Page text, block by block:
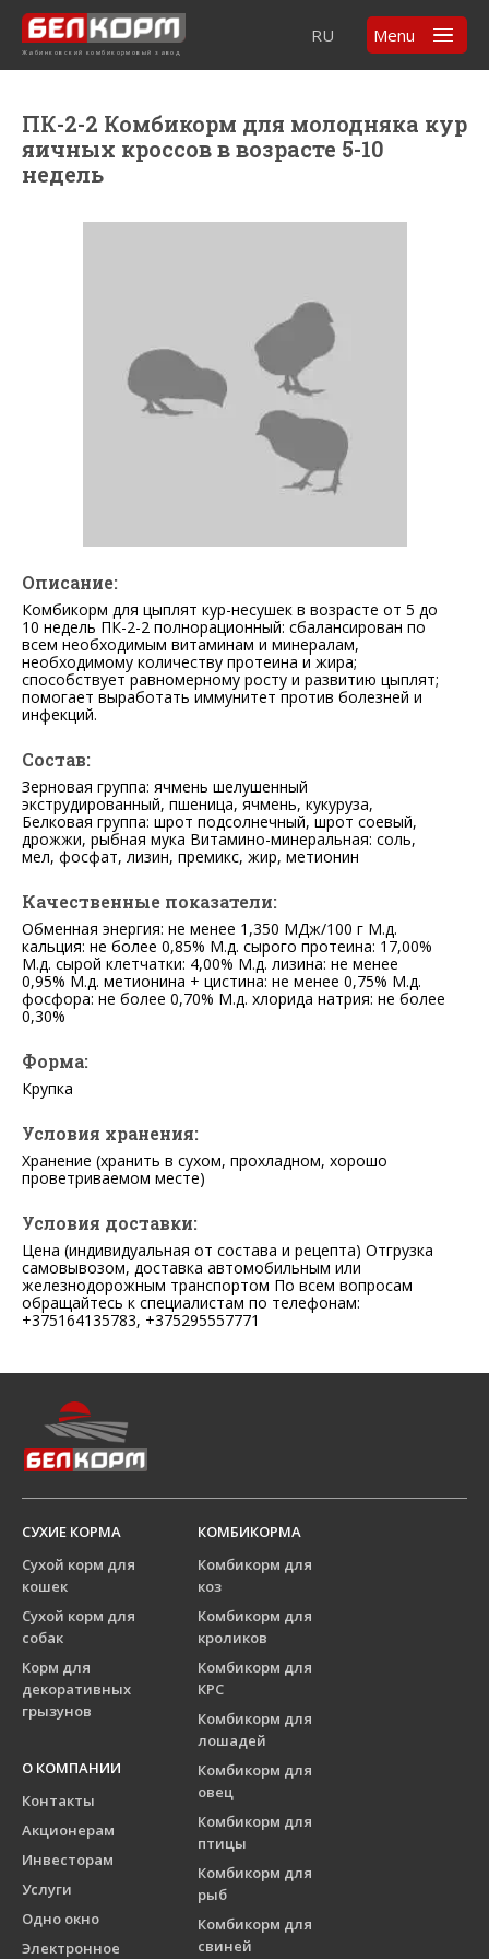
Жабинковский комбикормовый завод
RU Menu
ПК-2-2 Комбикорм для молодняка кур
яичных кроссов в возрасте 5-10
недель
Описание:
Комбикорм для цыплят кур-несушек в возрасте от 5 до
10 недель ПК-2-2 полнорационный: cбалансирован по
всем необходимым витаминам и минералам,
необходимому количеству протеина и жира;
cпособствует равномерному росту и развитию цыплят;
помогает выработать иммунитет против болезней и
инфекций.
Состав:
Зерновая группа: ячмень шелушенный
экструдированный, пшеница, ячмень, кукуруза,
Белковая группа: шрот подсолнечный, шрот соевый,
дрожжи, рыбная мука Витамино-минеральная: соль,
мел, фосфат, лизин, премикс, жир, метионин
Качественные показатели:
Обменная энергия: не менее 1,350 МДж/100 г М.д.
кальция: не более 0,85% М.д. сырого протеина: 17,00%
М.д. сырой клетчатки: 4,00% М.д. лизина: не менее
0,95% М.д. метионина + цистина: не менее 0,75% М.д.
фосфора: не более 0,70% М.д. хлорида натрия: не более
0,30%
Форма:
Крупка
Условия хранения:
Хранение (хранить в сухом, прохладном, хорошо
проветриваемом месте)
Условия доставки:
Цена (индивидуальная от состава и рецепта) Отгрузка
самовывозом, доставка автомобильным или
железнодорожным транспортом По всем вопросам
обращайтесь к специалистам по телефонам:
+375164135783, +375295557771
СУХИЕ КОРМА
Сухой корм для
кошек
Сухой корм для
собак
Корм для
декоративных
грызунов
КОМБИКОРМА
Комбикорм для
коз
Комбикорм для
кроликов
Комбикорм для
КРС
Комбикорм для
лошадей
Комбикорм для
овец
Комбикорм для
птицы
Комбикорм для
рыб
Комбикорм для
свиней
О КОМПАНИИ
Контакты
Акционерам
Инвесторам
Услуги
Одно окно
Электронное